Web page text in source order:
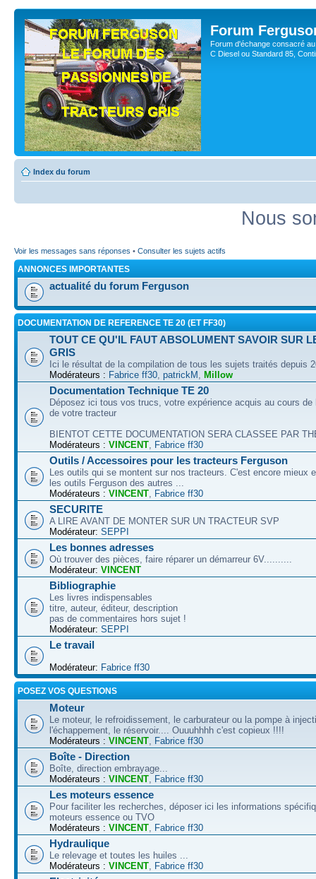
Forum
Forum d'échange consacré
C Diesel ou Standard 85,
Index du forum
Nous
Voir les messages sans réponses • Consulter les sujets actifs
ANNONCES IMPORTANTES
actualité du forum Ferguson
DOCUMENTATION DE REFERENCE TE 20 (ET FF30)
TOUT CE QU'IL FAUT ABSOLUMENT SAVOIR SUR
GRIS
Ici le résultat de la compilation de tous les sujets traités depuis
Modérateurs : Fabrice ff30 patrickM Millow
Documentation Technique TE 20
Déposez ici tous vos trucs, votre expérience acquis au cours de
de votre tracteur
BIENTOT CETTE DOCUMENTATION SERA CLASSEE PAR
Modérateurs : VINCENT Fabrice ff30
Outils / Accessoires pour les tracteurs Ferguson
Les outils qui se montent sur nos tracteurs. C'est encore mieux
les outils Ferguson des autres ...
Modérateurs : VINCENT Fabrice ff30
SECURITE
A LIRE AVANT DE MONTER SUR UN TRACTEUR SVP
Modérateur: SEPPI
Les bonnes adresses
Où trouver des pièces, faire réparer un démarreur 6V..........
Modérateur: VINCENT
Bibliographie
Les livres indispensables
titre, auteur, éditeur, description
pas de commentaires hors sujet !
Modérateur: SEPPI
Le travail
Modérateur: Fabrice ff30
POSEZ VOS QUESTIONS
Moteur
Le moteur, le refroidissement, le carburateur ou la pompe à
l'échappement, le réservoir.... Ouuuhhhh c'est copieux !!!!
Modérateurs : VINCENT Fabrice ff30
Boîte - Direction
Boîte, direction embrayage...
Modérateurs : VINCENT Fabrice ff30
Les moteurs essence
Pour faciliter les recherches, déposer ici les informations
moteurs essence ou TVO
Modérateurs : VINCENT Fabrice ff30
Hydraulique
Le relevage et toutes les huiles ...
Modérateurs : VINCENT Fabrice ff30